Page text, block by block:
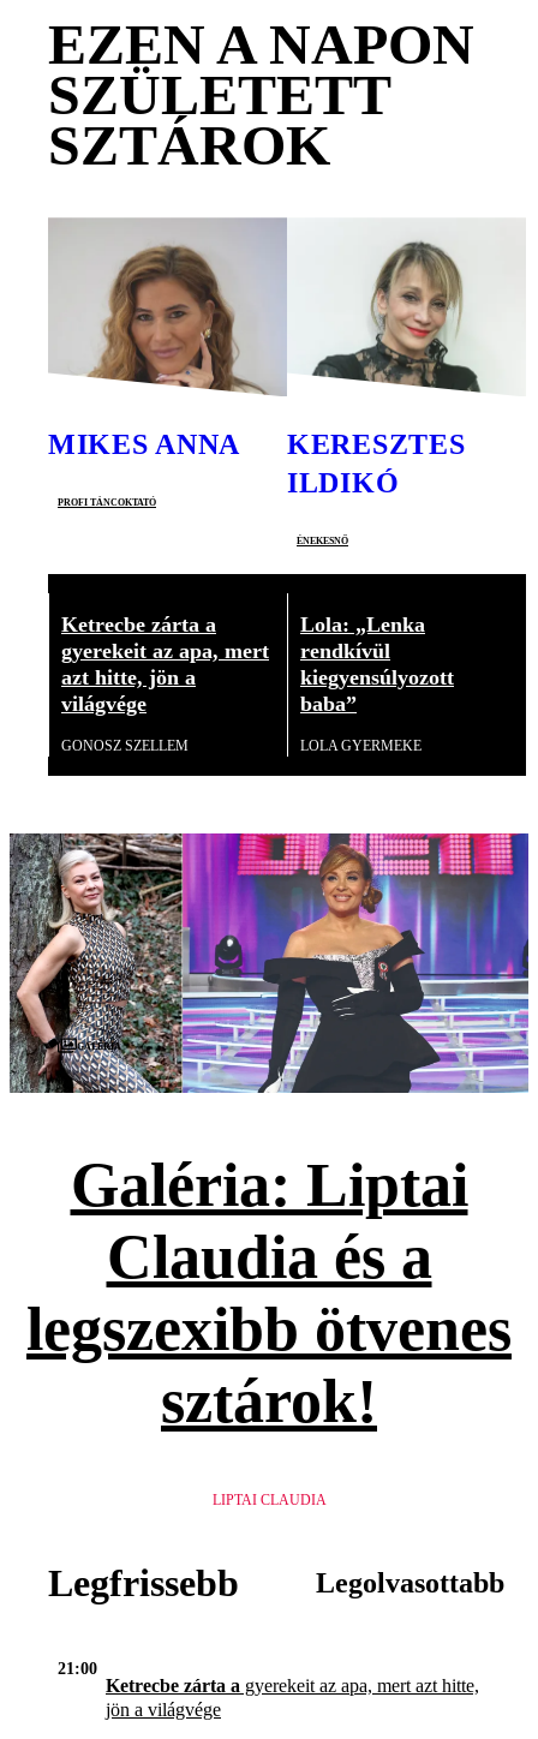
EZEN A NAPON
SZÜLETETT
SZTÁROK
MIKES ANNA
profi táncoktató
KERESZTES
ILDIKÓ
énekesnő
Ketrecbe zárta a
gyerekeit az apa, mert
azt hitte, jön a
világvége
GONOSZ SZELLEM
Lola: „Lenka
rendkívül
kiegyensúlyozott
baba”
LOLA GYERMEKE
Galéria
Galéria: Liptai
Claudia és a
legszexibb ötvenes
sztárok!
LIPTAI CLAUDIA
Legfrissebb Legolvasottabb
21:00
Ketrecbe zárta a gyerekeit az apa, mert azt hitte,
jön a világvége